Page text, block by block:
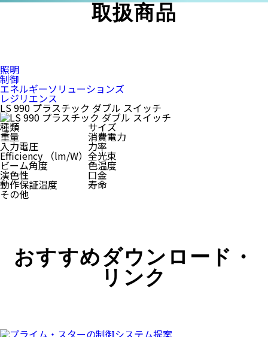
取扱商品
照明
制御
エネルギーソリューションズ
レジリエンス
LS 990 プラスチック ダブル スイッチ
種類
サイズ
重量 消費電力
入力電圧 力率
Efficiency （lm/W） 全光束
ビーム角度 色温度
演色性 口金
動作保証温度 寿命
その他
おすすめダウンロード・
リンク